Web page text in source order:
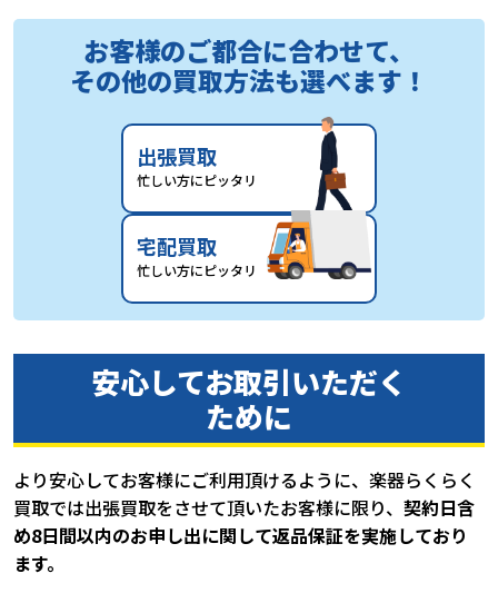
お客様のご都合に合わせて、
その他の買取方法も選べます！
出張買取
忙しい方にピッタリ
宅配買取
忙しい方にピッタリ
安心してお取引いただく
ために
より安心してお客様にご利用頂けるように、楽器らくらく
買取では出張買取をさせて頂いたお客様に限り、 契約日含
め8日間以内のお申し出に関して返品保証を実施しており
ます。